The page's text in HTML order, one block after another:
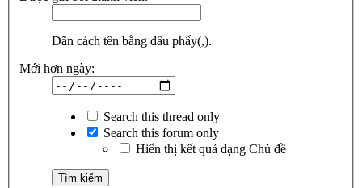
Dãn cách tên bằng dấu phẩy(,).
Mới hơn ngày:
Search this thread only
Search this forum only
Hiển thị kết quả dạng Chủ đề